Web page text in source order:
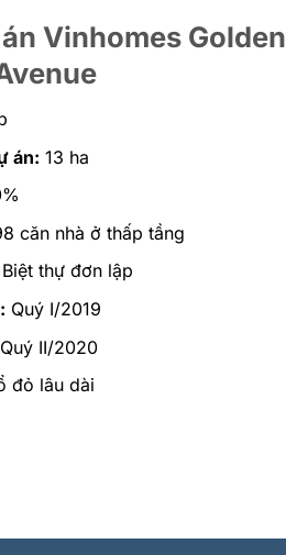
Vinhomes Golden
án: 13 ha
căn nhà ở thấp tầng
thự đơn lập
Quý I/2019
II/2020
đỏ lâu dài